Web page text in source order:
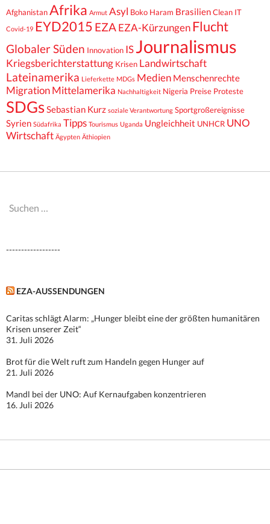
AfghanistanAfrika Armut Asyl Boko Haram BrasilienClean IT
Covid-19 EYD2015 EZA EZA-Kürzungen Flucht
Globaler Süden Innovation IS Journalismus
Kriegsberichterstattung Krisen Landwirtschaft
Lateinamerika Lieferkette MDGs Medien Menschenrechte
Migration Mittelamerika Nachhaltigkeit Nigeria Preise Proteste
SDGsSebastian Kurz soziale Verantwortung Sportgroßereignisse
Syrien Südafrika Tipps Tourismus Uganda Ungleichheit UNHCR UNO
Wirtschaft Ägypten Äthiopien
Suchen
------------------
EZA-AUSSENDUNGEN
Caritas schlägt Alarm: „Hunger bleibt eine der größten humanitären
Krisen unserer Zeit“
31. Juli 2026
Brot für die Welt ruft zum Handeln gegen Hunger auf
21. Juli 2026
Mandl bei der UNO: Auf Kernaufgaben konzentrieren
16. Juli 2026